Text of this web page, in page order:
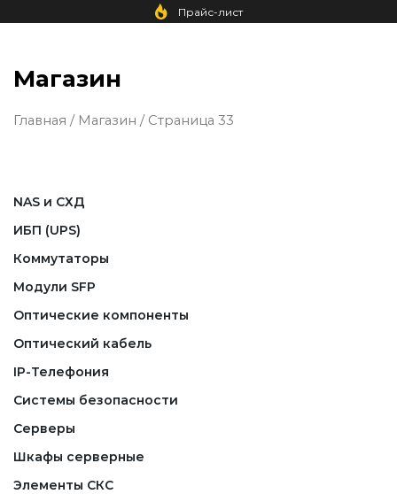
Прайс-лист
Магазин
Главная / Магазин / Страница 33
NAS и СХД
ИБП (UPS)
Коммутаторы
Модули SFP
Оптические компоненты
Оптический кабель
IP-Телефония
Системы безопасности
Серверы
Шкафы серверные
Элементы СКС